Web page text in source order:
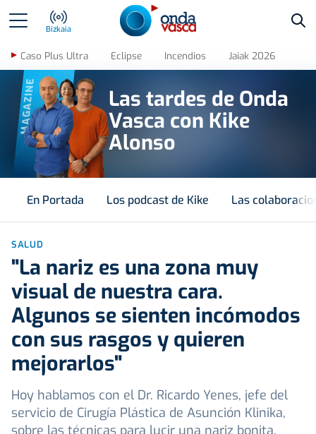
Bizkaia
Caso Plus Ultra Eclipse Incendios Jaiak 2026
MAGAZINE
Las tardes de Onda
Vasca con Kike
Alonso
En Portada Los podcast de Kike Las
SALUD
"La nariz es una zona muy
visual de nuestra cara.
Algunos se sienten incómodos
con sus rasgos y quieren
mejorarlos"
Hoy hablamos con el Dr. Ricardo Yenes, jefe del
servicio de Cirugía Plástica de Asunción Klinika,